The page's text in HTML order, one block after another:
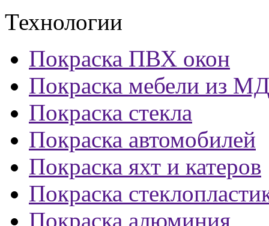
Технологии
Покраска ПВХ окон
Покраска мебели из
Покраска стекла
Покраска автомобилей
Покраска яхт и катеров
Покраска
Покраска алюминия